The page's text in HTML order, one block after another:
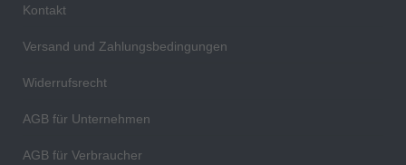
Kontakt
Versand und Zahlungsbedingungen
Widerrufsrecht
AGB für Unternehmen
AGB für Verbraucher